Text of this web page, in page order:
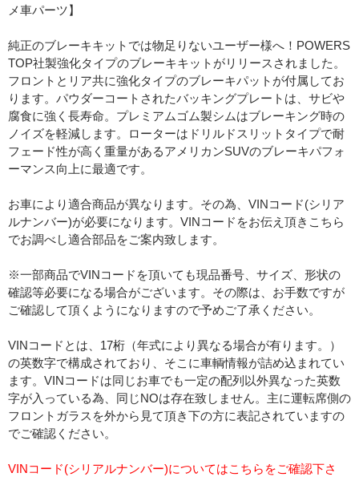
メ車パーツ】
純正のブレーキキットでは物足りないユーザー様へ！POWERS
TOP社製強化タイプのブレーキキットがリリースされました。
フロントとリア共に強化タイプのブレーキパットが付属してお
ります。パウダーコートされたバッキングプレートは、サビや
腐食に強く長寿命。プレミアムゴム製シムはブレーキング時の
ノイズを軽減します。ローターはドリルドスリットタイプで耐
フェード性が高く重量があるアメリカンSUVのブレーキパフォ
ーマンス向上に最適です。
お車により適合商品が異なります。その為、VINコード(シリア
ルナンバー)が必要になります。VINコードをお伝え頂きこちら
でお調べし適合部品をご案内致します。
※一部商品でVINコードを頂いても現品番号、サイズ、形状の
確認等必要になる場合がございます。その際は、お手数ですが
ご確認して頂くようになりますので予めご了承ください。
VINコードとは、17桁（年式により異なる場合が有ります。）
の英数字で構成されており、そこに車輌情報が詰め込まれてい
ます。VINコードは同じお車でも一定の配列以外異なった英数
字が入っている為、同じNOは存在致しません。主に運転席側の
フロントガラスを外から見て頂き下の方に表記されていますの
でご確認ください。
VINコード(シリアルナンバー)についてはこちらをご確認下さ